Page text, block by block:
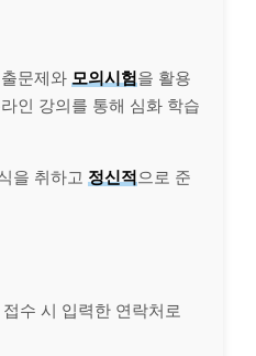
문제와 모의시험을 활용
인 강의를 통해 심화 학습
을 취하고 정신적 으로 준
수 시 입력한 연락처로